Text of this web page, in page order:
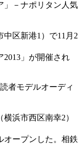
－ナポリタン人気
区新港1）で11月2
」が開催され
者モデルオーディ
浜市西区南幸2）
オープンした。相鉄